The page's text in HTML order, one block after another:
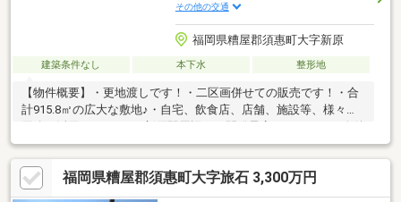
その他の交通
福岡県糟屋郡須惠町大字新原
建築条件なし 本下水 整形地
【物件概要】・更地渡しです！・二区画併せての販売です！・合
計915.8㎡の広大な敷地♪・自宅、飲食店、店舗、施設等、様々な
用途で活用できます♪・新原駅周辺が再開発予定されており、今後
の発展に期待が持てます。
◆◇◆◇◆◇◆◇◆◇◆◇◆◇◆◇◆◇◎JR香椎線「新原」
駅 徒歩8分◎須恵インターまで車で2分！都市へのアクセスもしや
すく、自然も豊かな立地です♪・小学校 徒歩約13分 ・中学校 徒
福岡県糟屋郡須惠町大字旅石 3,300万円